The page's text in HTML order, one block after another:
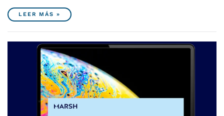
LEER MÁS »